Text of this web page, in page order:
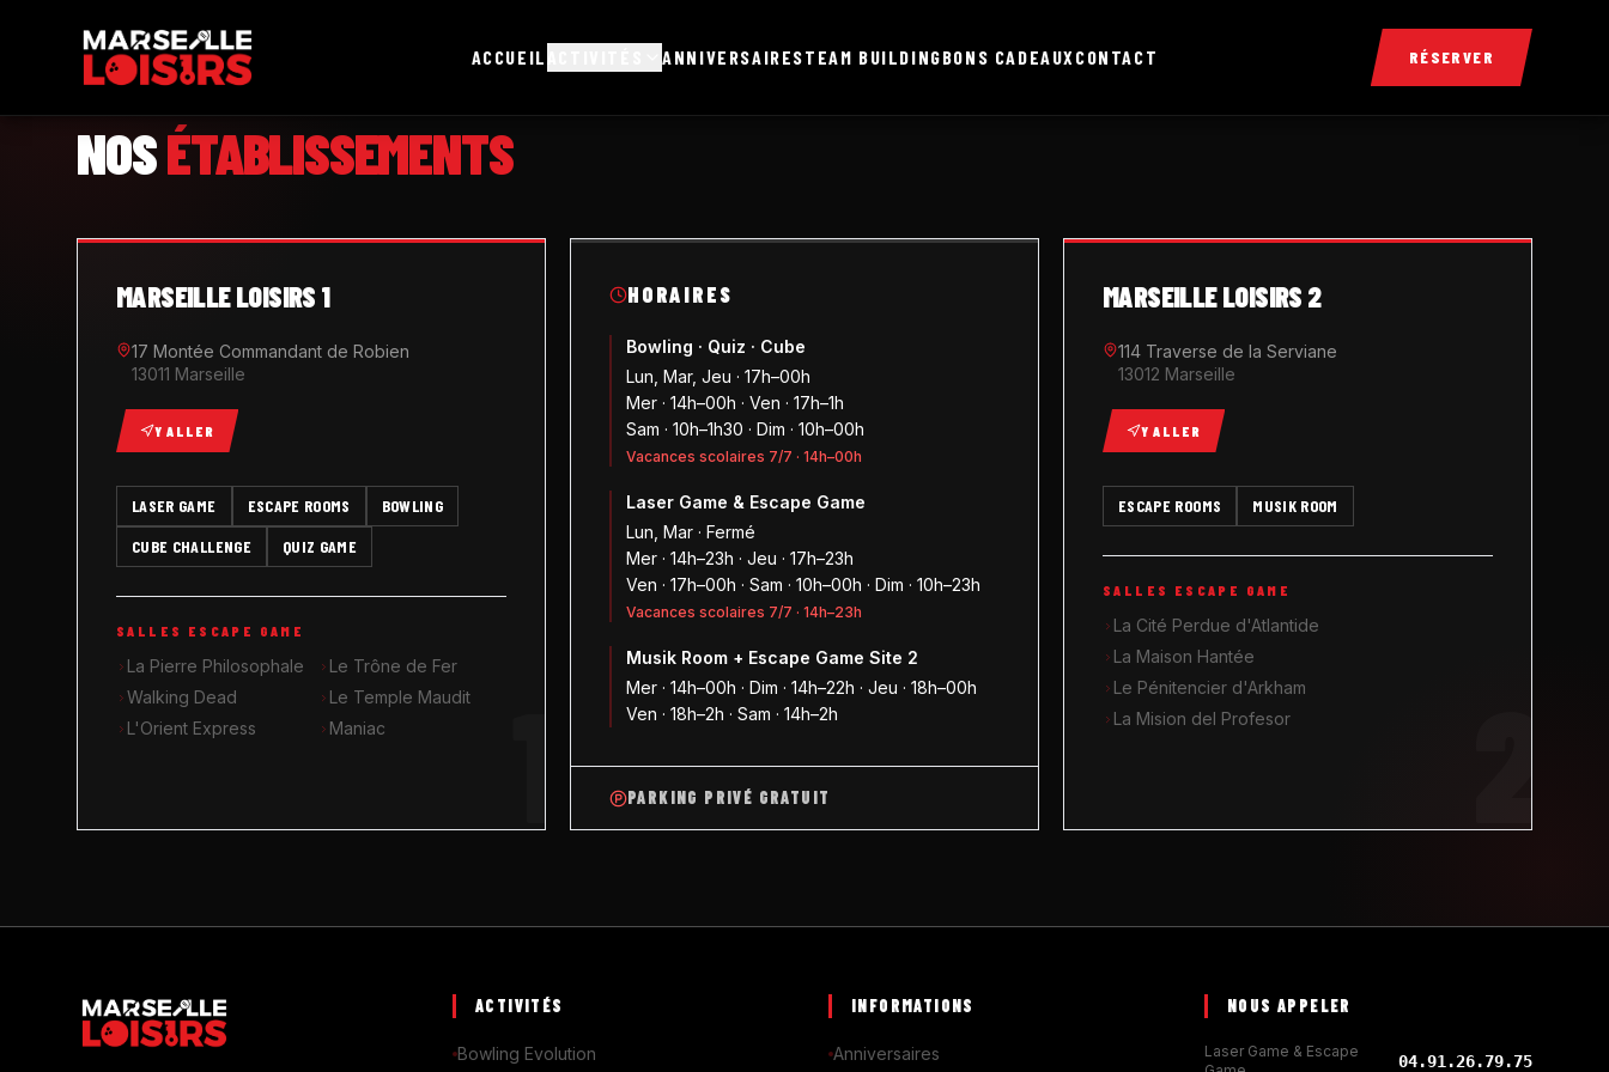
ACCUEIL ANNIVERSAIRESTEAM BUILDINGBONS CADEAUX CONTACT RÉSERVER
NOSÉTABLISSEMENTS
MARSEILLE LOISIRS 1
17 Montée Commandant de Robien
13011 Marseille
Y ALLER
LASER GAME ESCAPE ROOMS
BOWLING
CUBE CHALLENGE
QUIZ GAME
SALLES ESCAPE GAME
La Pierre Philosophale
Le Trône de Fer
Walking Dead
Le Temple Maudit
L'Orient Express
Maniac
HORAIRES
Bowling · Quiz · Cube
Lun, Mar, Jeu · 17h–00h
Mer · 14h–00h · Ven · 17h–1h
Sam · 10h–1h30 · Dim · 10h–00h
Vacances scolaires 7/7 · 14h–00h
Laser Game & Escape Game
Lun, Mar · Fermé
Mer · 14h–23h · Jeu · 17h–23h
Ven · 17h–00h · Sam · 10h–00h · Dim · 10h–23h
Vacances scolaires 7/7 · 14h–23h
Musik Room + Escape Game Site 2
Mer · 14h–00h · Dim · 14h–22h · Jeu · 18h–00h
Ven · 18h–2h · Sam · 14h–2h
PARKING PRIVÉ GRATUIT
MARSEILLE LOISIRS 2
114 Traverse de la Serviane
13012 Marseille
Y ALLER
ESCAPE ROOMS MUSIK ROOM
SALLES ESCAPE GAME
La Cité Perdue d'Atlantide
La Maison Hantée
Le Pénitencier d'Arkham
La Mision del Profesor
ACTIVITÉS
Bowling Evolution
INFORMATIONS
Anniversaires
NOUS APPELER
Laser Game & Escape
04.91.26.79.75